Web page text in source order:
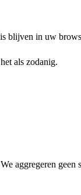
blijven in uw
als zodanig.
aggregeren